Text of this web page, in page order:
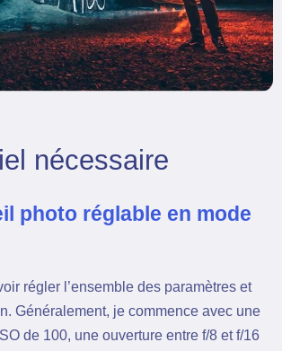
nécessaire
photo réglable en mode
régler l’ensemble des paramètres et
Généralement, je commence avec une
de 100, une ouverture entre f/8 et f/16